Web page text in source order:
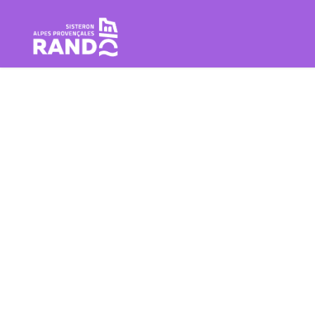
Escursione Sisteron Buëch